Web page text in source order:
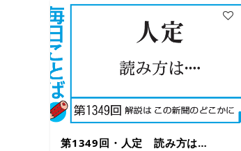
第1349回・人定 読み方は…